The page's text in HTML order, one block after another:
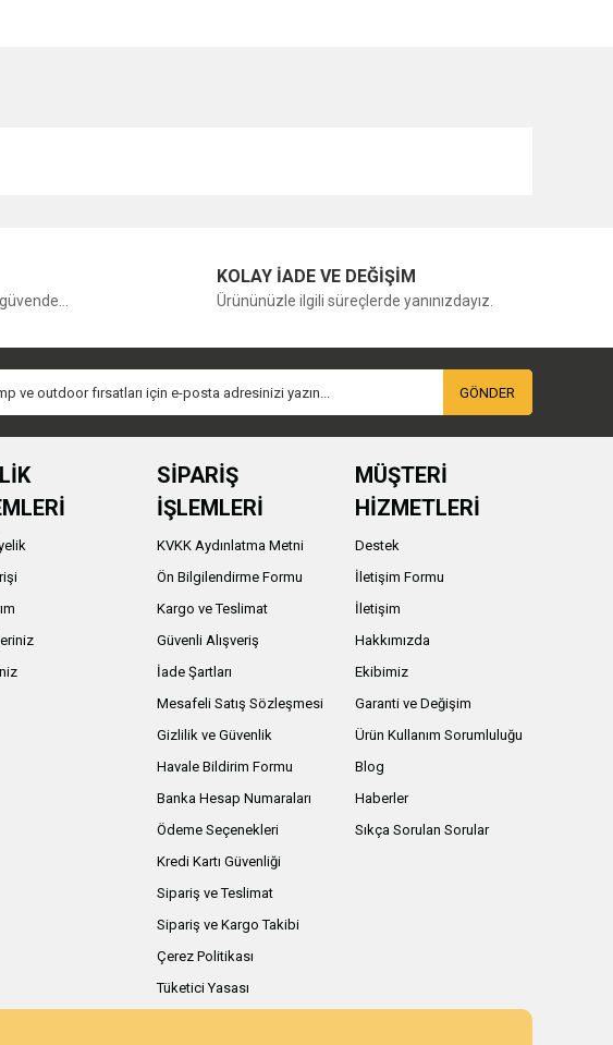
KOLAY İADE VE DEĞİŞİM
Ürününüzle ilgili süreçlerde yanınızdayız.
GÖNDER
SİPARİŞ
İŞLEMLERİ
KVKK Aydınlatma Metni
Ön Bilgilendirme Formu
Kargo ve Teslimat
Güvenli Alışveriş
İade Şartları
Mesafeli Satış Sözleşmesi
Gizlilik ve Güvenlik
Havale Bildirim Formu
Banka Hesap Numaraları
Ödeme Seçenekleri
Kredi Kartı Güvenliği
Sipariş ve Teslimat
Sipariş ve Kargo Takibi
Çerez Politikası
Tüketici Yasası
MÜŞTERİ
HİZMETLERİ
Destek
İletişim Formu
İletişim
Hakkımızda
Ekibimiz
Garanti ve Değişim
Ürün Kullanım Sorumluluğu
Blog
Haberler
Sıkça Sorulan Sorular